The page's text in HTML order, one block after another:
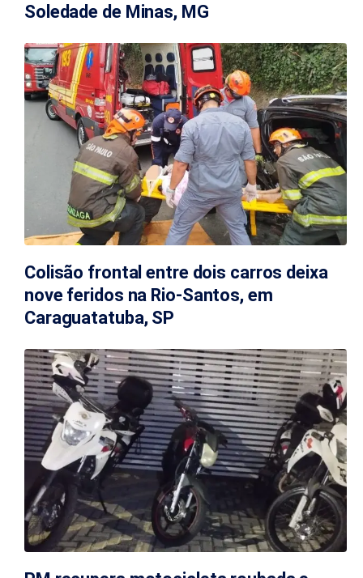
Soledade de Minas, MG
Colisão frontal entre dois carros deixa
nove feridos na Rio-Santos, em
Caraguatatuba, SP